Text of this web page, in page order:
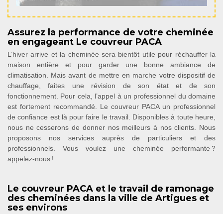
Assurez la performance de votre cheminée
en engageant Le couvreur PACA
L’hiver arrive et la cheminée sera bientôt utile pour réchauffer la
maison entière et pour garder une bonne ambiance de
climatisation. Mais avant de mettre en marche votre dispositif de
chauffage, faites une révision de son état et de son
fonctionnement. Pour cela, l’appel à un professionnel du domaine
est fortement recommandé. Le couvreur PACA un professionnel
de confiance est là pour faire le travail. Disponibles à toute heure,
nous ne cesserons de donner nos meilleurs à nos clients. Nous
proposons nos services auprès de particuliers et des
professionnels. Vous voulez une cheminée performante ?
appelez-nous !
Le couvreur PACA et le travail de ramonage
des cheminées dans la ville de Artigues et
ses environs